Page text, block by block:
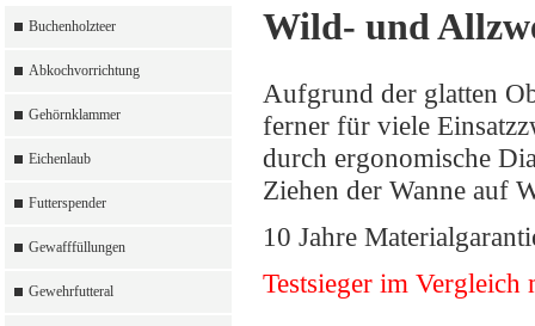
Buchenholzteer
Abkochvorrichtung
Gehörnklammer
Eichenlaub
Futterspender
Gewafffüllungen
Gewehrfutteral
Wild- und
Aufgrund der glatten
ferner für viele
durch ergonomische
Ziehen der Wanne auf
10 Jahre
Testsieger im